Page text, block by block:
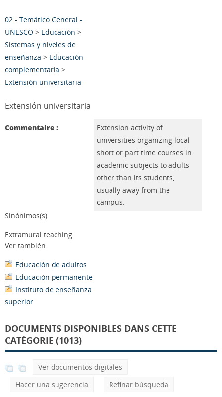
02 - Temático General -
UNESCO > Educación >
Sistemas y niveles de
enseñanza > Educación
complementaria >
Extensión universitaria
Extensión universitaria
Commentaire :
Extension activity of
universities organizing local
short or part time courses in
academic subjects to adults
other than its students,
usually away from the
campus.
Sinónimos(s)
Extramural teaching
Ver también:
Educación de adultos
Educación permanente
Instituto de enseñanza
superior
DOCUMENTS DISPONIBLES DANS CETTE
CATÉGORIE (1013)
Ver documentos digitales
Hacer una sugerencia
Refinar búsqueda